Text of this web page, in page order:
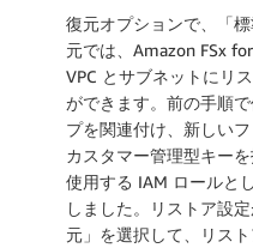
復元オプションで、「
元では、Amazon FSx
VPC とサブネットにリ
ができます。前の手順
プを関連付け、新しい
カスタマー管理型キー
使用する IAM ロールと
しました。リストア設
元 」を選択して、リス